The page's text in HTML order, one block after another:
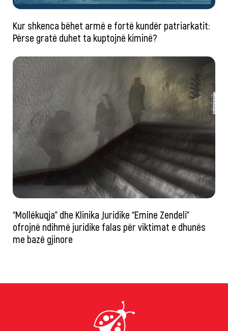
Kur shkenca bëhet armë e fortë kundër patriarkatit:
Përse gratë duhet ta kuptojnë kiminë?
“Mollëkuqja” dhe Klinika Juridike “Emine Zendeli”
ofrojnë ndihmë juridike falas për viktimat e dhunës
me bazë gjinore